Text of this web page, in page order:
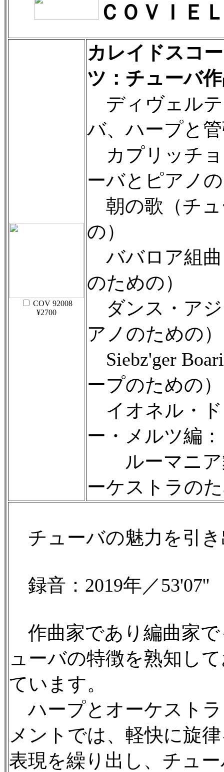
ＣＯＶＩＥ
COV 92008
¥2700
カレイドスコ
ツ：チューバ
ディヴェル
バ、ハープと
カプリッチ
ーバとピアノ
朝の歌（チュ
の）
ババロア組曲
のための）
ダンス・アジ
アノのための）
Siebz'ger
ープのための）
イオネル・
ー・メルツ編：
ルーマニア
ーケストラの
チューバの魅力を引き
録音：2019年／53'07''
作曲家であり編曲家
ューバの特徴を熟知し
ています。
ハープとオーケスト
メントでは、軽快に旋
表現を繰り出し、チュ